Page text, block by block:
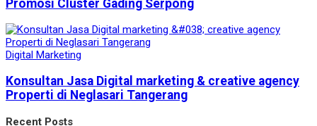
Promosi Cluster Gading Serpong
Digital Marketing
Konsultan Jasa Digital marketing & creative agency
Properti di Neglasari Tangerang
Recent Posts